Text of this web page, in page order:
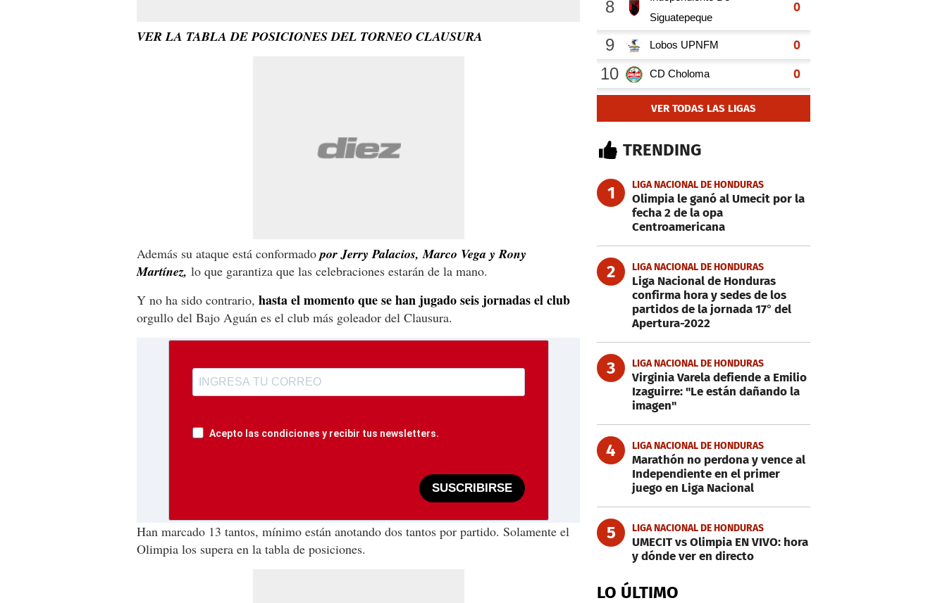
VER LA TABLA DE POSICIONES DEL TORNEO CLAUSURA
Además su ataque está conformadopor Jerry Palacios, Marco Vega y Rony
Martínez, lo que garantiza que las celebraciones estarán de la mano.
Y no ha sido contrario, hasta el momento que se han jugado seis jornadas el club
orgullo del Bajo Aguán es el club más goleador del Clausura.
Acepto las condiciones y recibir tus newsletters.
SUSCRIBIRSE
Han marcado 13 tantos, mínimo están anotando dos tantos por partido. Solamente el
Olimpia los supera en la tabla de posiciones.
VER TODAS LAS LIGAS
TRENDING
1 LIGA NACIONAL DE HONDURAS
Olimpia le ganó al Umecit por la
fecha 2 de la opa
Centroamericana
2 LIGA NACIONAL DE HONDURAS
Liga Nacional de Honduras
confirma hora y sedes de los
partidos de la jornada 17° del
Apertura-2022
3 LIGA NACIONAL DE HONDURAS
Virginia Varela defiende a Emilio
Izaguirre: "Le están dañando la
imagen"
4 LIGA NACIONAL DE HONDURAS
Marathón no perdona y vence al
Independiente en el primer
juego en Liga Nacional
5 LIGA NACIONAL DE HONDURAS
UMECIT vs Olimpia EN VIVO: hora
y dónde ver en directo
LO ÚLTIMO